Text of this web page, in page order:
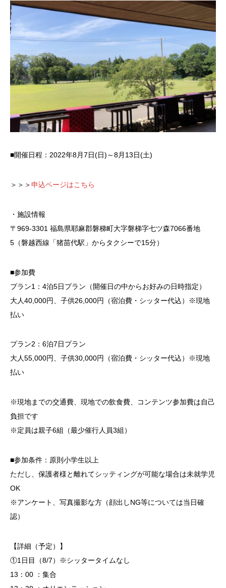
■開催日程：2022年8月7日(日)～8月13日(土)
＞＞＞申込ページはこちら
・施設情報
〒969-3301 福島県耶麻郡磐梯町大字磐梯字七ツ森7066番地
5（磐越西線「猪苗代駅」からタクシーで15分）
■参加費
プラン1：4泊5日プラン（開催日の中からお好みの日時指定）
大人40,000円、子供26,000円（宿泊費・シッター代込）※現地
払い
プラン2：6泊7日プラン
大人55,000円、子供30,000円（宿泊費・シッター代込）※現地
払い
※現地までの交通費、現地での飲食費、コンテンツ参加費は自己
負担です
※定員は親子6組（最少催行人員3組）
■参加条件：原則小学生以上
ただし、保護者様と離れてシッティングが可能な場合は未就学児
OK
※アンケート、写真撮影な方（顔出しNG等については当日確
認）
【詳細（予定）】
①1日目（8/7）※シッタータイムなし
13：00 ：集合